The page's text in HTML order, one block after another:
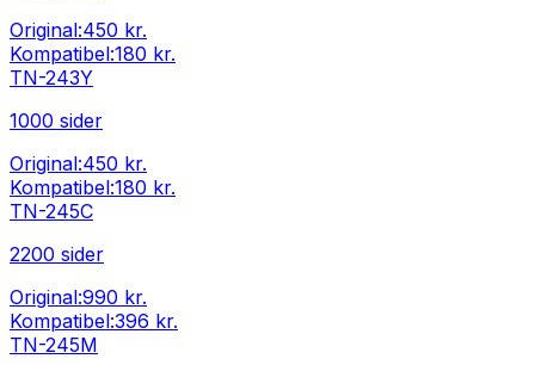
Original:450 kr.
Kompatibel:180 kr.
TN-243Y
1000 sider
Original:450 kr.
Kompatibel:180 kr.
TN-245C
2200 sider
Original:990 kr.
Kompatibel:396 kr.
TN-245M